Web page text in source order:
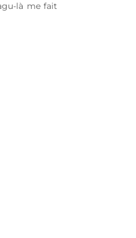
là me fait